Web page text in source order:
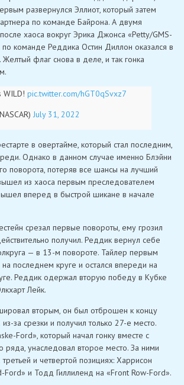
развернулся Эллиот, который затем
по команде Байрона. А двумя
хаоса вокруг Эрика Джонса «Petty/GMS-
команде Реддика Остин Диллон оказался в
флаг снова в деле, и так гонка
WILD! pic.twitter.com/hGT0qSvxz7
July 31, 2022
в овертайме, который стал последним,
Однако в данном случае именно Блэйни
поворота, потеряв все шансы на лучший
из хаоса первым преследователем
вперед в быстрой шикане в начале
срезал первые повороты, ему грозил
получил. Реддик вернул себе
— в 13-м повороте. Тайлер первым
последнем круге и остался впереди на
Реддик одержал вторую победу в Кубке
Лейк.
вторым, он был отброшен к концу
за срезки и получил только 27-е место.
Ford», который начал гонку вместе с
ряда, унаследовал второе место. За ними
и четвертой позициях: Харрисон
Ford» и Тодд Гиллиленд на «Front Row-Ford».